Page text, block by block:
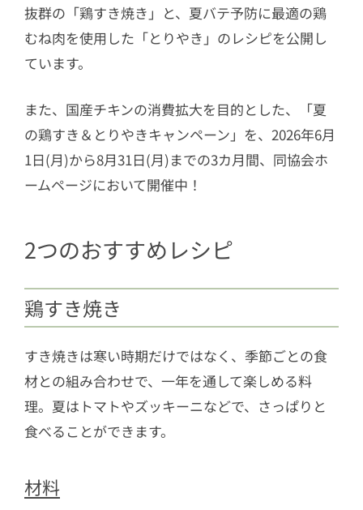
抜群の「鶏すき焼き」と、夏バテ予防に最適の鶏
むね肉を使用した「とりやき」のレシピを公開し
ています。
また、国産チキンの消費拡大を目的とした、「夏
の鶏すき＆とりやきキャンペーン」を、2026年6月
1日(月)から8月31日(月)までの3カ月間、同協会ホ
ームページにおいて開催中！
2つのおすすめレシピ
鶏すき焼き
すき焼きは寒い時期だけではなく、季節ごとの食
材との組み合わせで、一年を通して楽しめる料
理。夏はトマトやズッキーニなどで、さっぱりと
食べることができます。
材料